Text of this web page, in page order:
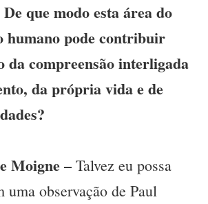
que modo esta área do
humano pode contribuir
da compreensão interligada
da própria vida e de
Moigne –Talvez eu possa
uma observação de Paul